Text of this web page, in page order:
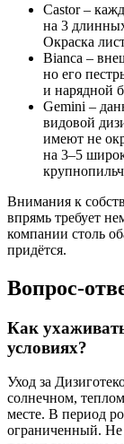
Castor –
на 3
Окраска
Bianca –
но его
и нарядной
Gemini –
видовой
имеют не
на 3–5
Внимания к
впрямь требует
компании столь
придётся.
Вопрос-
Как
условиях?
Уход за
солнечном,
месте. В период
ограниченный. Не